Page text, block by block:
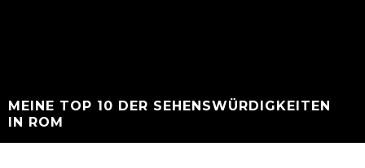
MEINE TOP 10 DER SEHENSWÜRDIGKEITEN
IN ROM